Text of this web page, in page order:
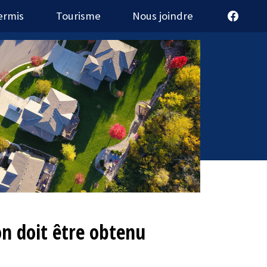
Tourisme Nous joindre
doit être obtenu